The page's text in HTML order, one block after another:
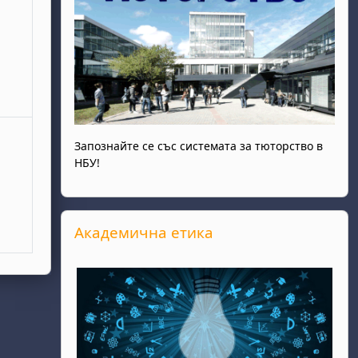
Запознайте се със системата за тюторство в
НБУ!
Прескочи Академична етика
Академична етика